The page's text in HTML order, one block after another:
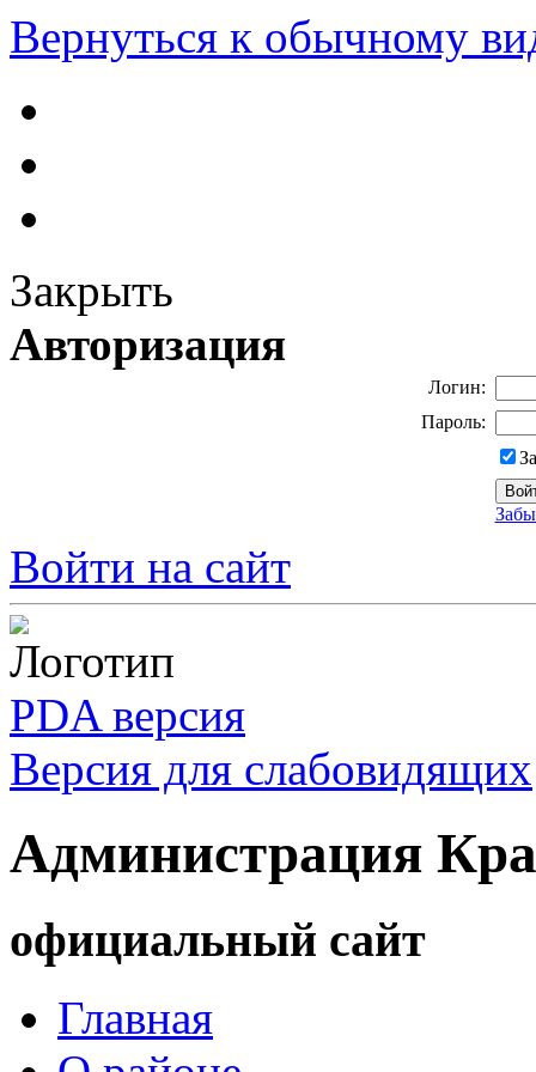
Вернуться к обычному
Закрыть
Авторизация
Логин:
Пароль:
Войти на сайт
PDA версия
Версия для слабовидящих
Администрация
официальный сайт
Главная